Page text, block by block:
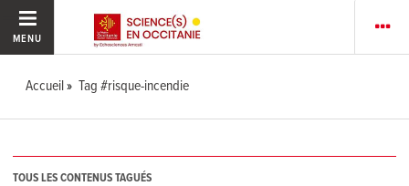
MENU
Accueil Tag #risque-incendie
TOUS LES CONTENUS TAGUÉS